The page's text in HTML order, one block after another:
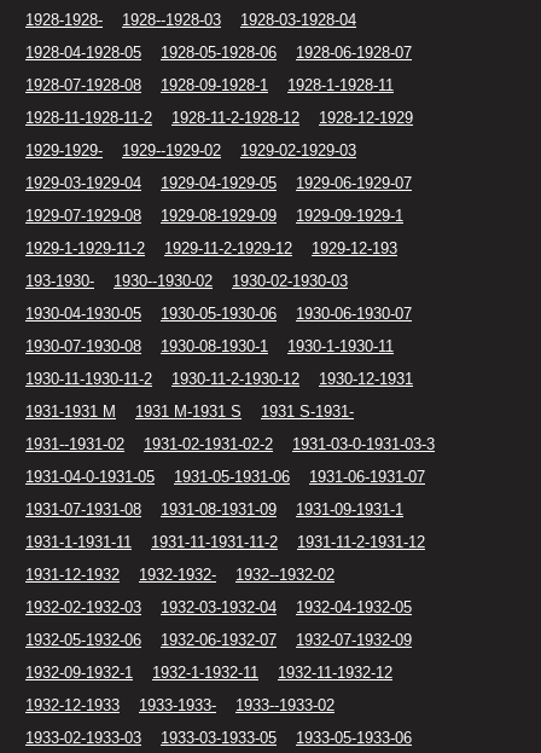
1928-1928- 1928--1928-03
1928-03-1928-04
1928-04-1928-05
1928-05-1928-06
1928-06-1928-07
1928-07-1928-08
1928-09-1928-1
1928-1-1928-11
1928-11-1928-11-2
1928-11-2-1928-12
1928-12-1929
1929-1929-
1929--1929-02
1929-02-1929-03
1929-03-1929-04
1929-04-1929-05
1929-06-1929-07
1929-07-1929-08
1929-08-1929-09
1929-09-1929-1
1929-1-1929-11-2
1929-11-2-1929-12
1929-12-193
193-1930-
1930--1930-02
1930-02-1930-03
1930-04-1930-05
1930-05-1930-06
1930-06-1930-07
1930-07-1930-08
1930-08-1930-1
1930-1-1930-11
1930-11-1930-11-2
1930-11-2-1930-12
1930-12-1931
1931-1931 M
1931 M-1931 S
1931 S-1931-
1931--1931-02
1931-02-1931-02-2
1931-03-0-1931-03-3
1931-04-0-1931-05
1931-05-1931-06
1931-06-1931-07
1931-07-1931-08
1931-08-1931-09
1931-09-1931-1
1931-1-1931-11
1931-11-1931-11-2
1931-11-2-1931-12
1931-12-1932
1932-1932-
1932--1932-02
1932-02-1932-03
1932-03-1932-04
1932-04-1932-05
1932-05-1932-06
1932-06-1932-07
1932-07-1932-09
1932-09-1932-1
1932-1-1932-11
1932-11-1932-12
1932-12-1933
1933-1933-
1933--1933-02
1933-02-1933-03
1933-03-1933-05
1933-05-1933-06